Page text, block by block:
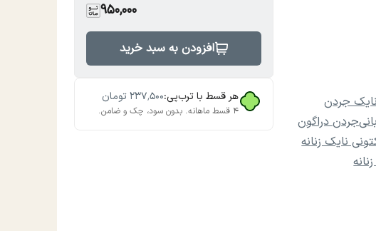
جردن
جردن دراگون
نایک زنانه
950,000
افزودن به سبد خرید
هر قسط با ترب‌پی:۲۳۷٬۵۰۰تومان
۴ قسط ماهانه. بدون سود، چک و ضامن.